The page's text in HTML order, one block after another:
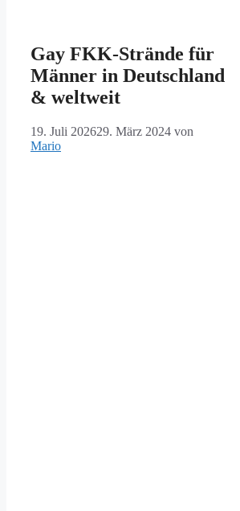
Gay FKK-Strände für
Männer in Deutschland
& weltweit
19. Juli 202629. März 2024 von
Mario